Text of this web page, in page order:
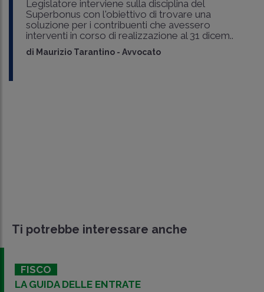
Legislatore interviene sulla disciplina del
Superbonus con l'obiettivo di trovare una
soluzione per i contribuenti che avessero
interventi in corso di realizzazione al 31 dicem..
di Maurizio Tarantino - Avvocato
Ti potrebbe interessare anche
FISCO
LA GUIDA DELLE ENTRATE